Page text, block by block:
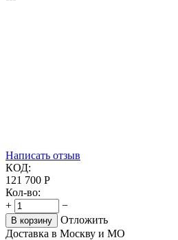
Написать отзыв
КОД:
121 700 Р
Кол-во:
+
−
В корзину
Отложить
Доставка в Москву и МО